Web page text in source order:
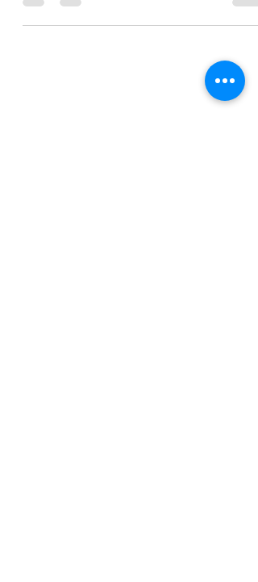
広報部会 荻原 しばらく力を入れていなかっ
たブログですが、2025年より新たな予備役
名に登場いただけることとなりました。 ＊
伊藤副代表のコラムは商業誌掲載のため削除
していた能登沖不審船事案の再掲載となりま